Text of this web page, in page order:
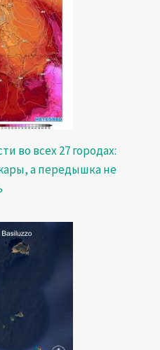
во всех 27 городах:
а передышка не